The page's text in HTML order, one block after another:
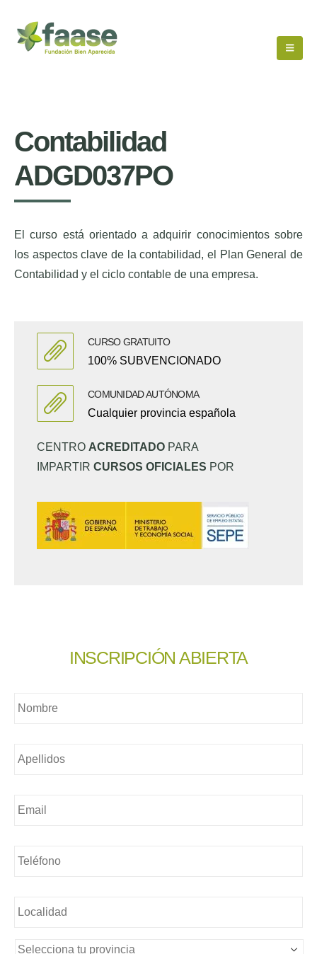
Contabilidad
ADGD037PO
El curso está orientado a adquirir conocimientos sobre
los aspectos clave de la contabilidad, el Plan General de
Contabilidad y el ciclo contable de una empresa.
CURSO GRATUITO
100% SUBVENCIONADO
COMUNIDAD AUTÓNOMA
Cualquier provincia española
CENTRO ACREDITADO PARA
IMPARTIR CURSOS OFICIALES POR
INSCRIPCIÓN ABIERTA
nombre *
Sin